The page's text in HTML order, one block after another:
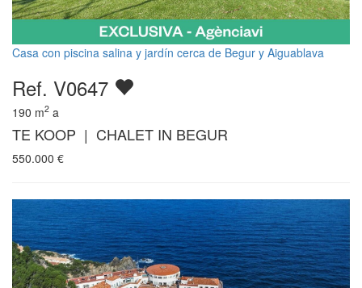
Casa con piscina salina y jardín cerca de Begur y Aiguablava
Ref. V0647
190 m2 a
TE KOOP | CHALET IN BEGUR
550.000 €